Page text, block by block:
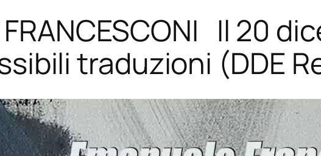
FRANCESCONI Il 20
traduzioni (DDE